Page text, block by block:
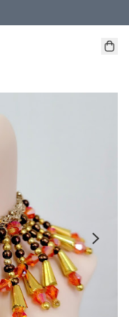
地送貨、本地取貨、國際送貨 )